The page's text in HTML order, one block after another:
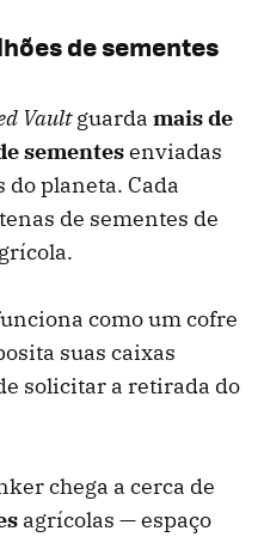
de sementes
Vaultguarda mais de
sementesenviadas
do planeta. Cada
de sementes de
como um cofre
suas caixas
solicitar a retirada do
chega a cerca de
agrícolas — espaço